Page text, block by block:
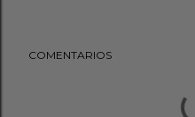
COMENTARIOS